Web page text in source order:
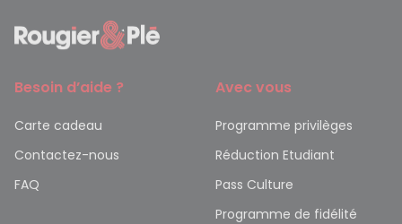
Besoin d’aide ?
Carte cadeau
Contactez-nous
FAQ
Avec vous
Programme privilèges
Réduction Etudiant
Pass Culture
Programme de fidélité